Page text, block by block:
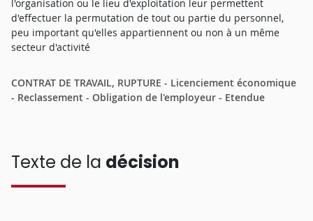
l'organisation ou le lieu d'exploitation leur permettent
d'effectuer la permutation de tout ou partie du personnel,
peu important qu'elles appartiennent ou non à un même
secteur d'activité
CONTRAT DE TRAVAIL, RUPTURE - Licenciement économique
- Reclassement - Obligation de l'employeur - Etendue
Texte de la décision